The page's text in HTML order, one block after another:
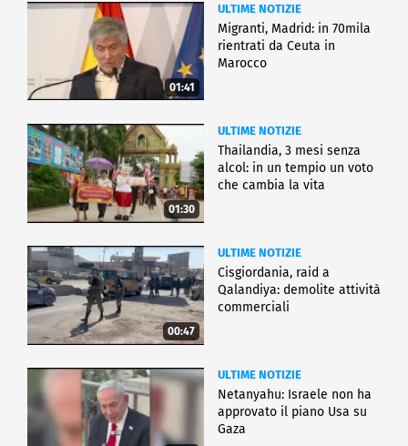
01:41
ULTIME NOTIZIE
Migranti, Madrid: in 70mila
rientrati da Ceuta in
Marocco
01:30
ULTIME NOTIZIE
Thailandia, 3 mesi senza
alcol: in un tempio un voto
che cambia la vita
00:47
ULTIME NOTIZIE
Cisgiordania, raid a
Qalandiya: demolite attività
commerciali
ULTIME NOTIZIE
Netanyahu: Israele non ha
approvato il piano Usa su
Gaza